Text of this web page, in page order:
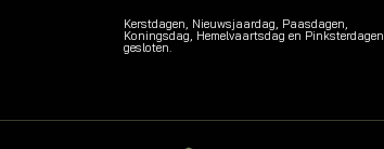
Kerstdagen, Nieuwsjaardag, Paasdagen,
Koningsdag, Hemelvaartsdag en Pinksterdagen
gesloten.